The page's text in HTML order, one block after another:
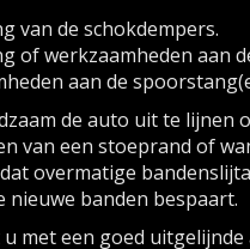
van de schokdempers.
of werkzaamheden aan
aan de
de auto uit te
van een stoeprand of
overmatige
nieuwe banden bespaart.
met een goed